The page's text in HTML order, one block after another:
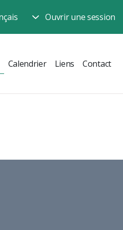
Ouvrir une session
Calendrier Liens Contact